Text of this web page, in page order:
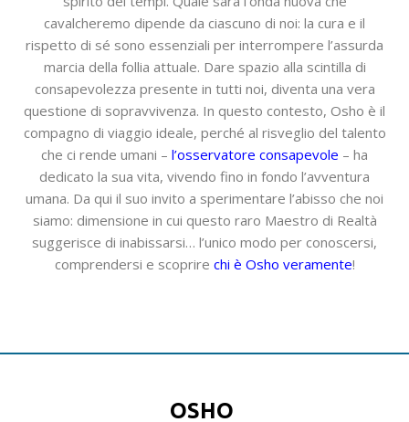
cavalcheremo dipende da ciascuno di noi: la cura e il
rispetto di sé sono essenziali per interrompere l’assurda
marcia della follia attuale. Dare spazio alla scintilla di
consapevolezza presente in tutti noi, diventa una vera
questione di sopravvivenza. In questo contesto, Osho è il
compagno di viaggio ideale, perché al risveglio del talento
che ci rende umani – l’osservatore consapevole – ha
dedicato la sua vita, vivendo fino in fondo l’avventura
umana. Da qui il suo invito a sperimentare l’abisso che noi
siamo: dimensione in cui questo raro Maestro di Realtà
suggerisce di inabissarsi… l’unico modo per conoscersi,
comprendersi e scoprire chi è Osho veramente!
OSHO